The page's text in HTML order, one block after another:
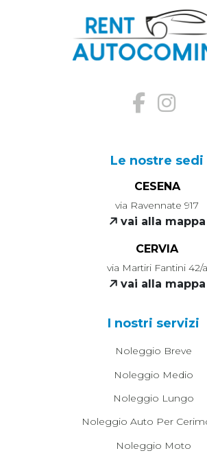
Le nostre sedi
CESENA
via Ravennate 917
vai alla mappa
CERVIA
via Martiri Fantini 42/a
vai alla mappa
I nostri servizi
Noleggio Breve
Noleggio Medio
Noleggio Lungo
Noleggio Auto Per
Noleggio Moto